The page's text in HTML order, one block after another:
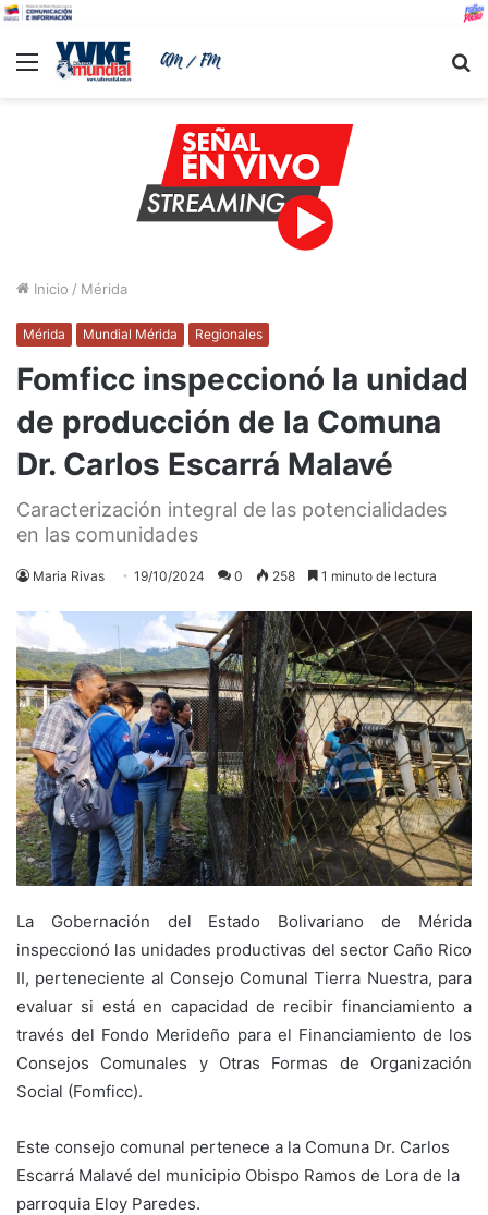
Menu
Inicio / Mérida
Mérida Mundial Mérida Regionales
Fomficc inspeccionó la unidad
de producción de la Comuna
Dr. Carlos Escarrá Malavé
Caracterización integral de las potencialidades
en las comunidades
Maria Rivas 19/10/2024 0 258 1 minuto de lectura
La Gobernación del Estado Bolivariano de Mérida
inspeccionó las unidades productivas del sector Caño Rico
II, perteneciente al Consejo Comunal Tierra Nuestra, para
evaluar si está en capacidad de recibir financiamiento a
través del Fondo Merideño para el Financiamiento de los
Consejos Comunales y Otras Formas de Organización
Social (Fomficc).
Este consejo comunal pertenece a la Comuna Dr. Carlos
Escarrá Malavé del municipio Obispo Ramos de Lora de la
parroquia Eloy Paredes.